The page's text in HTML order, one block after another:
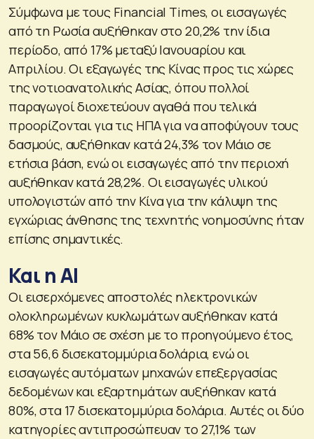
Σύμφωνα με τους Financial Times, οι εισαγωγές
από τη Ρωσία αυξήθηκαν στο 20,2% την ίδια
περίοδο, από 17% μεταξύ Ιανουαρίου και
Απριλίου. Οι εξαγωγές της Κίνας προς τις χώρες
της νοτιοανατολικής Ασίας, όπου πολλοί
παραγωγοί διοχετεύουν αγαθά που τελικά
προορίζονται για τις ΗΠΑ για να αποφύγουν τους
δασμούς, αυξήθηκαν κατά 24,3% τον Μάιο σε
ετήσια βάση, ενώ οι εισαγωγές από την περιοχή
αυξήθηκαν κατά 28,2%. Οι εισαγωγές υλικού
υπολογιστών από την Κίνα για την κάλυψη της
εγχώριας άνθησης της τεχνητής νοημοσύνης ήταν
επίσης σημαντικές.
Και η AI
Οι εισερχόμενες αποστολές ηλεκτρονικών
ολοκληρωμένων κυκλωμάτων αυξήθηκαν κατά
68% τον Μάιο σε σχέση με το προηγούμενο έτος,
στα 56,6 δισεκατομμύρια δολάρια, ενώ οι
εισαγωγές αυτόματων μηχανών επεξεργασίας
δεδομένων και εξαρτημάτων αυξήθηκαν κατά
80%, στα 17 δισεκατομμύρια δολάρια. Αυτές οι δύο
κατηγορίες αντιπροσώπευαν το 27,1% των